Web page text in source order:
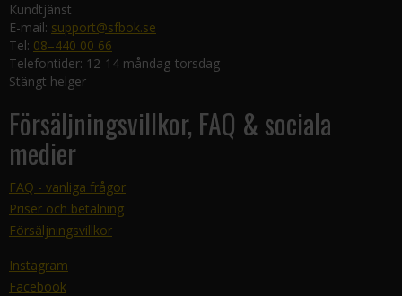
Kundtjänst
E-mail: support@sfbok.se
Tel: 08–440 00 66
Telefontider: 12-14 måndag-torsdag
Stängt helger
Försäljningsvillkor, FAQ & sociala
medier
FAQ - vanliga frågor
Priser och betalning
Försäljningsvillkor
Instagram
Facebook